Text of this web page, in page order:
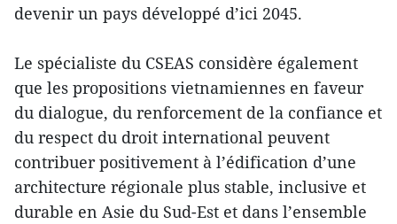
devenir un pays développé d’ici 2045.
Le spécialiste du CSEAS considère également
que les propositions vietnamiennes en faveur
du dialogue, du renforcement de la confiance et
du respect du droit international peuvent
contribuer positivement à l’édification d’une
architecture régionale plus stable, inclusive et
durable en Asie du Sud-Est et dans l’ensemble